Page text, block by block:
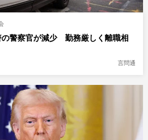
の警察官が減少 勤務厳しく離職相
言問通